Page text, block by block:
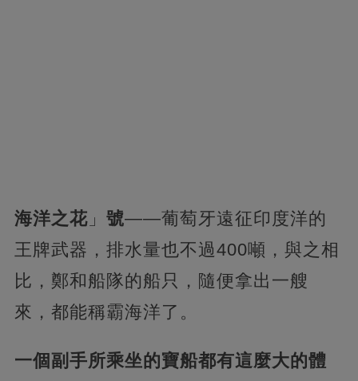
海洋之花」 號——葡萄牙遠征印度洋的
王牌武器，排水量也不過400噸，與之相
比，鄭和船隊的船只，隨便拿出一艘
來，都能稱霸海洋了。
一個副手所乘坐的寶船都有這麼大的體